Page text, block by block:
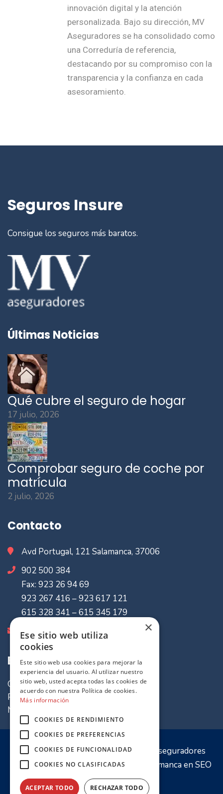
innovación digital y la atención
personalizada. Bajo su dirección, MV
Aseguradores se ha consolidado como
una Correduría de referencia,
destacando por su compromiso con la
transparencia y la confianza en cada
asesoramiento.
Seguros Insure
Consigue los seguros más baratos.
Últimas Noticias
Qué cubre el seguro de hogar
17 julio, 2026
Comprobar seguro de coche por
matrícula
2 julio, 2026
Contacto
Avd Portugal, 121 Salamanca, 37006
902 500 384
Fax: 923 26 94 69
923 267 416 – 923 617 121
615 328 341 – 615 345 179
info@mvaseguradores.com
Enlaces de Interes
Quiénes somos
Política de cookies
Mapa del sitio
© 2020 Sitio web propiedad de
MV Aseguradores
Optimización y desarrollo por PW SalamancaenSEO
Salamanca
×
Ese sitio web utiliza
cookies
Este sitio web usa cookies para mejorar la
experiencia del usuario. Al utilizar nuestro
sitio web, usted acepta todas las cookies de
acuerdo con nuestra Política de cookies.
Más información
COOKIES DE RENDIMIENTO
COOKIES DE PREFERENCIAS
COOKIES DE FUNCIONALIDAD
COOKIES NO CLASIFICADAS
ACEPTAR TODO RECHAZAR TODO